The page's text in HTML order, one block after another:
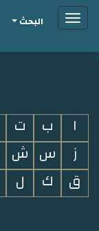
i
Toggleالبحث
ا ب ت
ز
س ش
ق
ك ل